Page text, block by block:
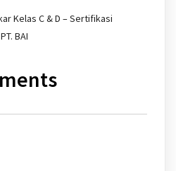
Kelas C & D – Sertifikasi
BAI